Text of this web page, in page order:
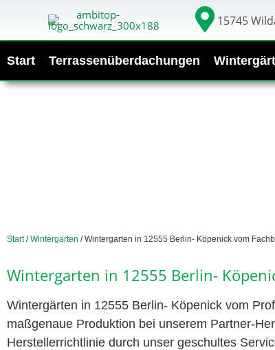
15745
Start Terrassenüberdachungen
Start/Wintergärten / Wintergarten in 12555 Berlin- Köpenick vom
Wintergarten in 12555 Berlin-
Wintergärten in 12555 Berlin- Köpenick vom
maßgenaue Produktion bei unserem Partner-
Herstellerrichtlinie durch unser geschultes